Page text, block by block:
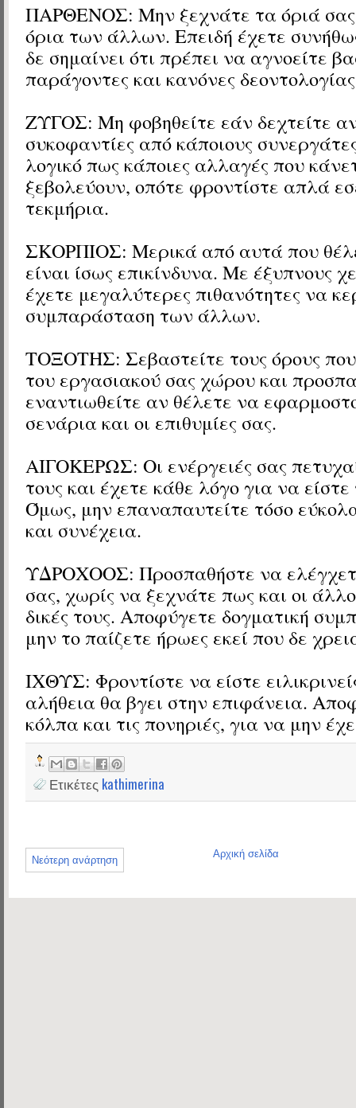
ΠΑΡΘΕΝΟΣ: Μην ξεχνάτε τα όριά
όρια των άλλων. Επειδή έχετε
δε σημαίνει ότι πρέπει να αγνοείτε
παράγοντες και κανόνες
ΖΥΓΟΣ: Μη φοβηθείτε εάν δεχτείτε
συκοφαντίες από κάποιους
λογικό πως κάποιες αλλαγές που
ξεβολεύουν, οπότε φροντίστε απλά
τεκμήρια.
ΣΚΟΡΠΙΟΣ: Μερικά από αυτά που
είναι ίσως επικίνδυνα. Με έξυπνους
έχετε μεγαλύτερες πιθανότητες να
συμπαράσταση των άλλων.
ΤΟΞΟΤΗΣ: Σεβαστείτε τους όρους
του εργασιακού σας χώρου και
εναντιωθείτε αν θέλετε να
σενάρια και οι επιθυμίες σας.
ΑΙΓΟΚΕΡΩΣ: Οι ενέργειές σας
τους και έχετε κάθε λόγο για να
Όμως, μην επαναπαυτείτε τόσο
και συνέχεια.
ΥΔΡΟΧΟΟΣ: Προσπαθήστε να ελέγχετε
σας, χωρίς να ξεχνάτε πως και οι
δικές τους. Αποφύγετε δογματική
μην το παίζετε ήρωες εκεί που δε
ΙΧΘΥΣ: Φροντίστε να είστε
αλήθεια θα βγει στην επιφάνεια.
κόλπα και τις πονηριές, για να μην
Ετικέτες kathimerina
Νεότερη ανάρτηση
Αρχική σελίδα